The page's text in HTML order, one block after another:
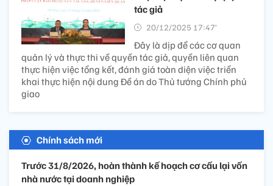
tác giả
20/12/2025 17:47’
Đây là dịp để các cơ quan
quản lý và thực thi về quyền tác giả, quyền liên quan
thực hiện việc tổng kết, đánh giá toàn diện việc triển
khai thực hiện nội dung Đề án do Thủ tướng Chính phủ
giao
Chính sách mới
Trước 31/8/2026, hoàn thành kế hoạch cơ cấu lại vốn
nhà nước tại doanh nghiệp